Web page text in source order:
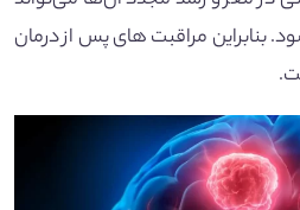
بنابراین مراقبت های پس از درمان